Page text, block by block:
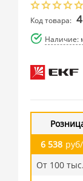
Код товара:
Наличие:
6 538
От 100